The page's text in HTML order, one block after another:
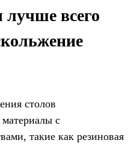
всего
столов
материалы с
такие как резиновая